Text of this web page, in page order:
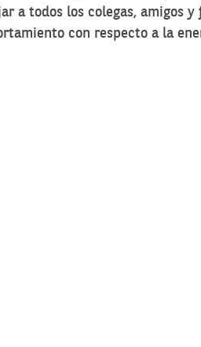
a todos los colegas, amigos
con respecto a la